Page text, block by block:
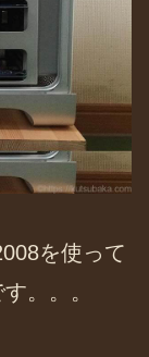
を使って
。。。